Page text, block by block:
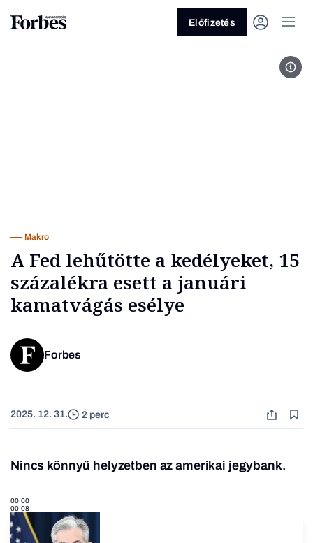
Előfizetés
Makro
A Fed lehűtötte a kedélyeket, 15
százalékra esett a januári
kamatvágás esélye
Forbes
2025. 12. 31. 2 perc
Nincs könnyű helyzetben az amerikai jegybank.
00:00
00:08